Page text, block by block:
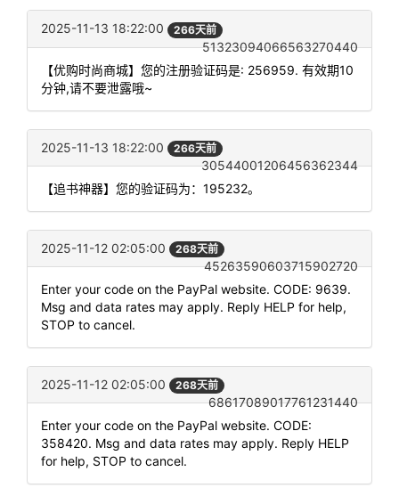
2025-11-13 18:22:00 266天前
51323094066563270440
【优购时尚商城】您的注册验证码是: 256959. 有效期10
分钟,请不要泄露哦~
2025-11-13 18:22:00 266天前
30544001206456362344
【追书神器】您的验证码为：195232。
2025-11-12 02:05:00 268天前
45263590603715902720
Enter your code on the PayPal website. CODE: 9639.
Msg and data rates may apply. Reply HELP for help,
STOP to cancel.
2025-11-12 02:05:00 268天前
68617089017761231440
Enter your code on the PayPal website. CODE:
358420. Msg and data rates may apply. Reply HELP
for help, STOP to cancel.